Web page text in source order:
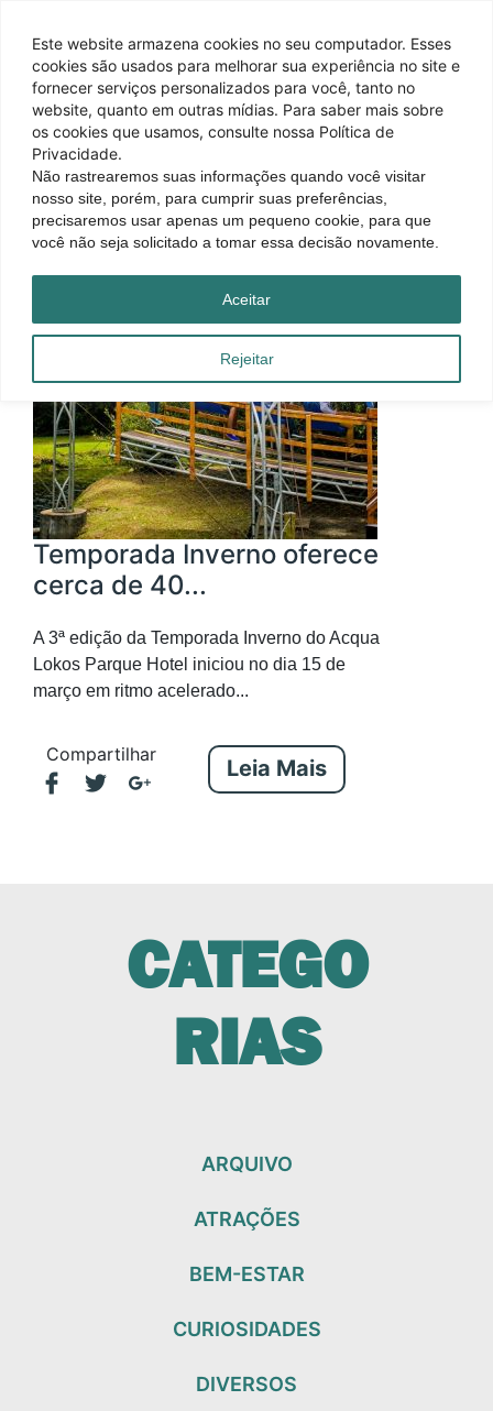
Este website armazena cookies no seu computador. Esses
cookies são usados ​​para melhorar sua experiência no site e
fornecer serviços personalizados para você, tanto no
website, quanto em outras mídias. Para saber mais sobre
os cookies que usamos, consulte nossa Política de
Privacidade.
Não rastrearemos suas informações quando você visitar
nosso site, porém, para cumprir suas preferências,
precisaremos usar apenas um pequeno cookie, para que
você não seja solicitado a tomar essa decisão novamente.
Rejeitar
Aceitar
Temporada Inverno oferece
cerca de 40...
A 3ª edição da Temporada Inverno do Acqua
Lokos Parque Hotel iniciou no dia 15 de
março em ritmo acelerado...
Compartilhar
Leia Mais
CATEGO
RIAS
ARQUIVO
ATRAÇÕES
BEM-ESTAR
CURIOSIDADES
DIVERSOS